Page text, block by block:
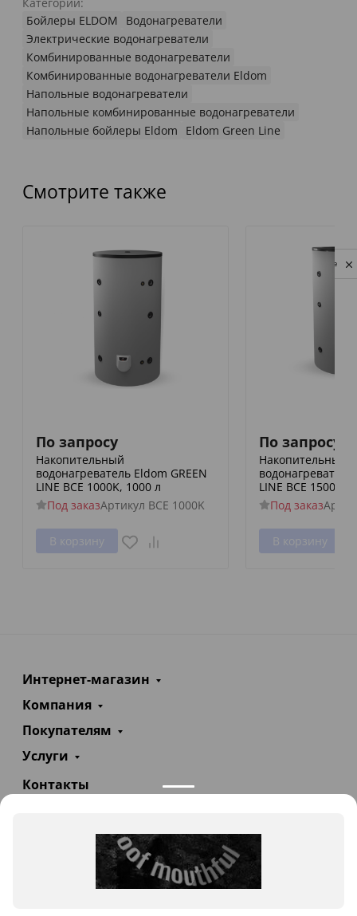
Категории:
Бойлеры ELDOM
Водонагреватели
Электрические водонагреватели
Комбинированные водонагреватели
Комбинированные водонагреватели Eldom
Напольные водонагреватели
Напольные комбинированные водонагреватели
Напольные бойлеры Eldom
Eldom Green Line
Смотрите также
По запросу
Накопительный
водонагреватель Eldom GREEN
LINE BCE 1000K, 1000 л
Под заказАртикул BCE 1000K
В корзину
По запросу
Накопительный
водонагреватель
LINE BCE 1500F,
Под заказ
В корзину
Интернет-магазин
Компания
Покупателям
Услуги
Контакты
info@teploexpert.com
Пн—Сб 09:00 – 18:00
Privacy notice